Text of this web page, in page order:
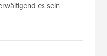
es sein